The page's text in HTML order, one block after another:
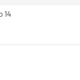
14